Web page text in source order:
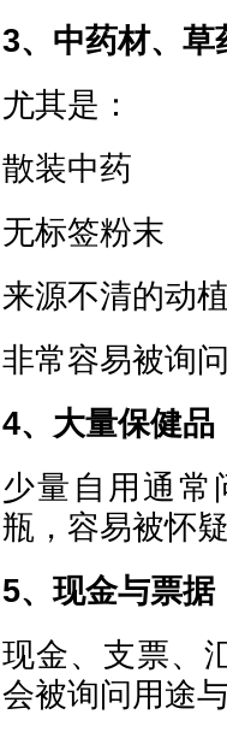
3、中药材、草
尤其是：
散装中药
无标签粉末
来源不清的动
非常容易被询
4、大量保健品
少量自用通常
瓶，容易被怀
5、现金与票据
现金、支票、
会被询问用途与